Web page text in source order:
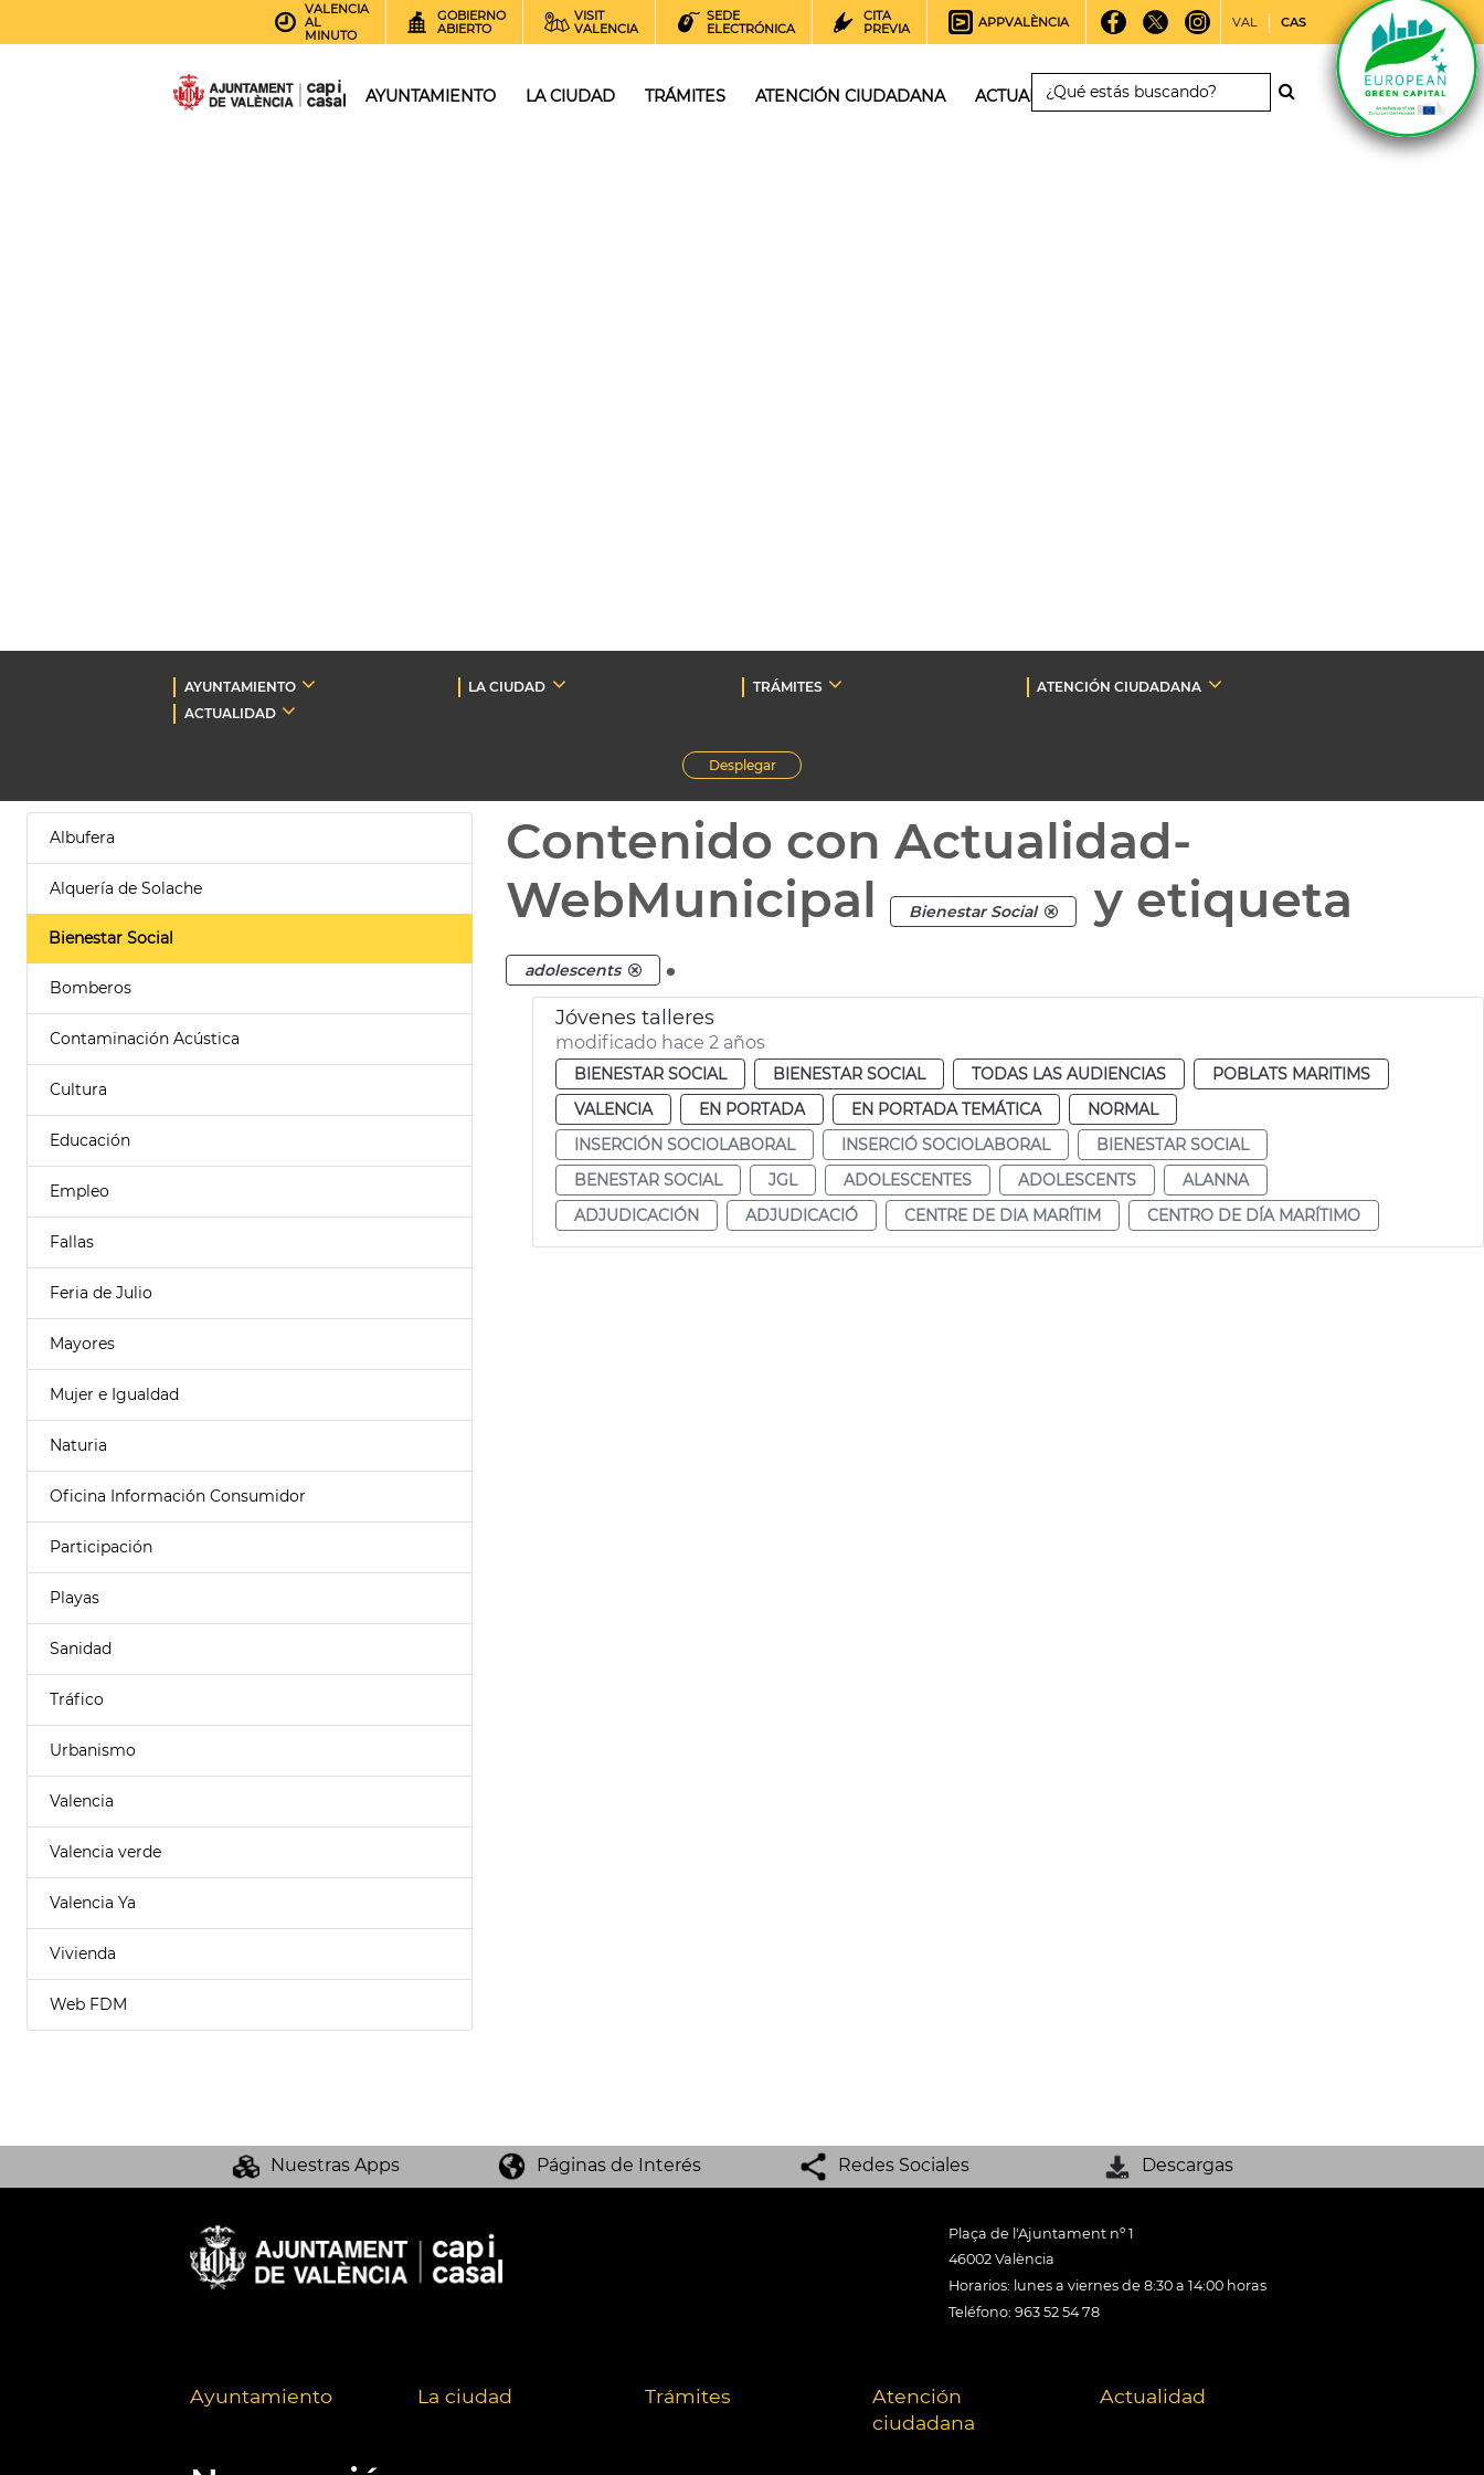
VALENCIA
AL
MINUTO
GOBIERNO
ABIERTO
VISIT
VALENCIA
SEDE
ELECTRÓNICA
CITA
PREVIA
APPVALÈNCIA VAL CAS
AYUNTAMIENTO LA CIUDAD TRÁMITES ATENCIÓN CIUDADANA ACTUALIDAD
AYUNTAMIENTO LA CIUDAD TRÁMITES
ATENCIÓN CIUDADANA
ACTUALIDAD
Desplegar
Albufera
Alquería de Solache
Bienestar Social
Bomberos
Contaminación Acústica
Cultura
Educación
Empleo
Fallas
Feria de Julio
Mayores
Mujer e Igualdad
Naturia
Oficina Información Consumidor
Participación
Playas
Sanidad
Tráfico
Urbanismo
Valencia
Valencia verde
Valencia Ya
Vivienda
Web FDM
Contenido con Actualidad-
WebMunicipal
Bienestar Social y etiqueta
adolescents .
Jóvenes talleres
modificado hace 2 años
BIENESTAR SOCIAL BIENESTAR SOCIAL TODAS LAS AUDIENCIAS
POBLATS MARITIMS
VALENCIA
EN PORTADA EN PORTADA TEMÁTICA
NORMAL
INSERCIÓN SOCIOLABORAL
INSERCIÓ SOCIOLABORAL
BIENESTAR SOCIAL
BENESTAR SOCIAL
JGL ADOLESCENTES ADOLESCENTS
ALANNA
ADJUDICACIÓN
ADJUDICACIÓ CENTRE DE DIA MARÍTIM CENTRO DE DÍA MARÍTIMO
Nuestras Apps Páginas de Interés Redes Sociales Descargas
Plaça de l'Ajuntament nº 1
46002 València
Horarios: lunes a viernes de 8:30 a 14:00 horas
Teléfono: 963 52 54 78
Ayuntamiento La ciudad Trámites
Atención
ciudadana
Actualidad